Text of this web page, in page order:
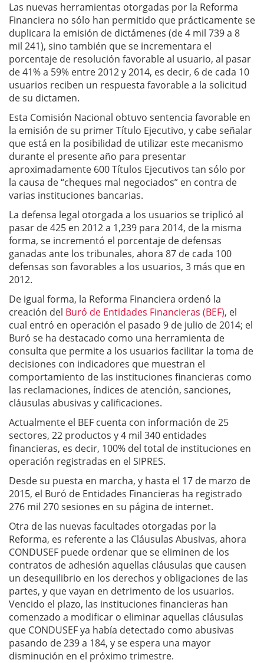
Las nuevas herramientas otorgadas por la Reforma
Financiera no sólo han permitido que prácticamente se
duplicara la emisión de dictámenes (de 4 mil 739 a 8
mil 241), sino también que se incrementara el
porcentaje de resolución favorable al usuario, al pasar
de 41% a 59% entre 2012 y 2014, es decir, 6 de cada 10
usuarios reciben un respuesta favorable a la solicitud
de su dictamen.
Esta Comisión Nacional obtuvo sentencia favorable en
la emisión de su primer Título Ejecutivo, y cabe señalar
que está en la posibilidad de utilizar este mecanismo
durante el presente año para presentar
aproximadamente 600 Títulos Ejecutivos tan sólo por
la causa de “cheques mal negociados” en contra de
varias instituciones bancarias.
La defensa legal otorgada a los usuarios se triplicó al
pasar de 425 en 2012 a 1,239 para 2014, de la misma
forma, se incrementó el porcentaje de defensas
ganadas ante los tribunales, ahora 87 de cada 100
defensas son favorables a los usuarios, 3 más que en
2012.
De igual forma, la Reforma Financiera ordenó la
creación del Buró de Entidades Financieras (BEF), el
cual entró en operación el pasado 9 de julio de 2014; el
Buró se ha destacado como una herramienta de
consulta que permite a los usuarios facilitar la toma de
decisiones con indicadores que muestran el
comportamiento de las instituciones financieras como
las reclamaciones, índices de atención, sanciones,
cláusulas abusivas y calificaciones.
Actualmente el BEF cuenta con información de 25
sectores, 22 productos y 4 mil 340 entidades
financieras, es decir, 100% del total de instituciones en
operación registradas en el SIPRES.
Desde su puesta en marcha, y hasta el 17 de marzo de
2015, el Buró de Entidades Financieras ha registrado
276 mil 270 sesiones en su página de internet.
Otra de las nuevas facultades otorgadas por la
Reforma, es referente a las Cláusulas Abusivas, ahora
CONDUSEF puede ordenar que se eliminen de los
contratos de adhesión aquellas cláusulas que causen
un desequilibrio en los derechos y obligaciones de las
partes, y que vayan en detrimento de los usuarios.
Vencido el plazo, las instituciones financieras han
comenzado a modificar o eliminar aquellas cláusulas
que CONDUSEF ya había detectado como abusivas
pasando de 239 a 184, y se espera una mayor
disminución en el próximo trimestre.